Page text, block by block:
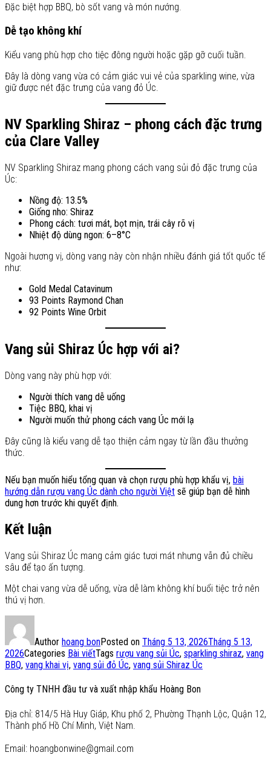
Đặc biệt hợp BBQ, bò sốt vang và món nướng.
Dễ tạo không khí
Kiểu vang phù hợp cho tiệc đông người hoặc gặp gỡ cuối tuần.
Đây là dòng vang vừa có cảm giác vui vẻ của sparkling wine, vừa
giữ được nét đặc trưng của vang đỏ Úc.
NV Sparkling Shiraz – phong cách đặc trưng
của Clare Valley
NV Sparkling Shiraz mang phong cách vang sủi đỏ đặc trưng của
Úc:
Nồng độ: 13.5%
Giống nho: Shiraz
Phong cách: tươi mát, bọt mịn, trái cây rõ vị
Nhiệt độ dùng ngon: 6–8°C
Ngoài hương vị, dòng vang này còn nhận nhiều đánh giá tốt quốc tế
như:
Gold Medal Catavinum
93 Points Raymond Chan
92 Points Wine Orbit
Vang sủi Shiraz Úc hợp với ai?
Dòng vang này phù hợp với:
Người thích vang dễ uống
Tiệc BBQ, khai vị
Người muốn thử phong cách vang Úc mới lạ
Đây cũng là kiểu vang dễ tạo thiện cảm ngay từ lần đầu thưởng
thức.
Nếu bạn muốn hiểu tổng quan và chọn rượu phù hợp khẩu vị, bài
hướng dẫn rượu vang Úc dành cho người Việt sẽ giúp bạn dễ hình
dung hơn trước khi quyết định.
Kết luận
Vang sủi Shiraz Úc mang cảm giác tươi mát nhưng vẫn đủ chiều
sâu để tạo ấn tượng.
Một chai vang vừa dễ uống, vừa dễ làm không khí buổi tiệc trở nên
thú vị hơn.
Author hoang bonPosted on Tháng 5 13, 2026Tháng 5 13,
2026Categories Bài viếtTags rượu vang sủi Úc, sparkling shiraz, vang
BBQ, vang khai vị, vang sủi đỏ Úc, vang sủi Shiraz Úc
Công ty TNHH đầu tư và xuất nhập khẩu Hoàng Bon
Địa chỉ: 814/5 Hà Huy Giáp, Khu phố 2, Phường Thạnh Lộc, Quận 12,
Thành phố Hồ Chí Minh, Việt Nam.
Email: hoangbonwine@gmail.com